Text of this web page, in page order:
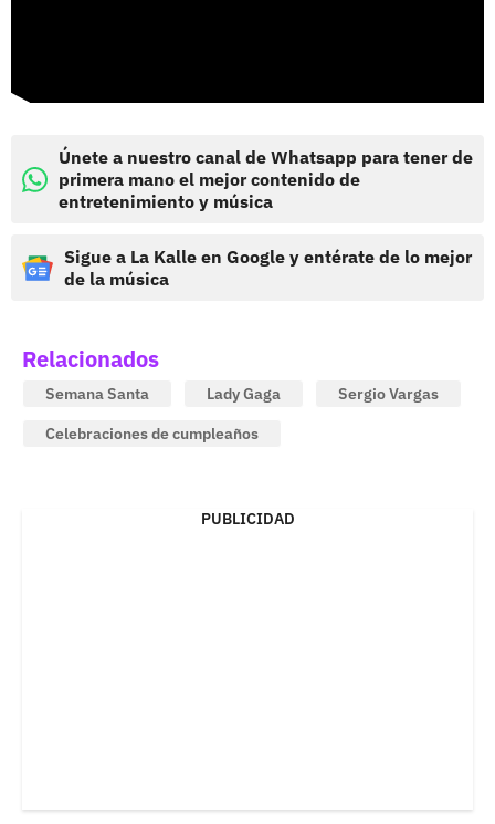
Únete a nuestro canal de Whatsapp para tener de
primera mano el mejor contenido de
entretenimiento y música
Sigue a La Kalle en Google y entérate de lo mejor
de la música
Relacionados
Semana Santa Lady Gaga
Sergio Vargas
Celebraciones de cumpleaños
PUBLICIDAD